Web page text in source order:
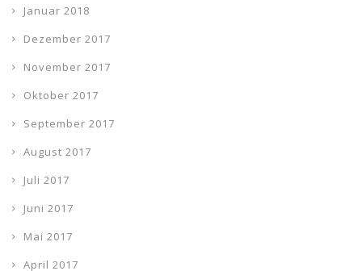
Januar 2018
Dezember 2017
November 2017
Oktober 2017
September 2017
August 2017
Juli 2017
Juni 2017
Mai 2017
April 2017